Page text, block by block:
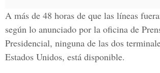
A más de 48 horas de que las líneas
según lo anunciado por la oficina de
Presidencial, ninguna de las dos
Estados Unidos, está disponible.